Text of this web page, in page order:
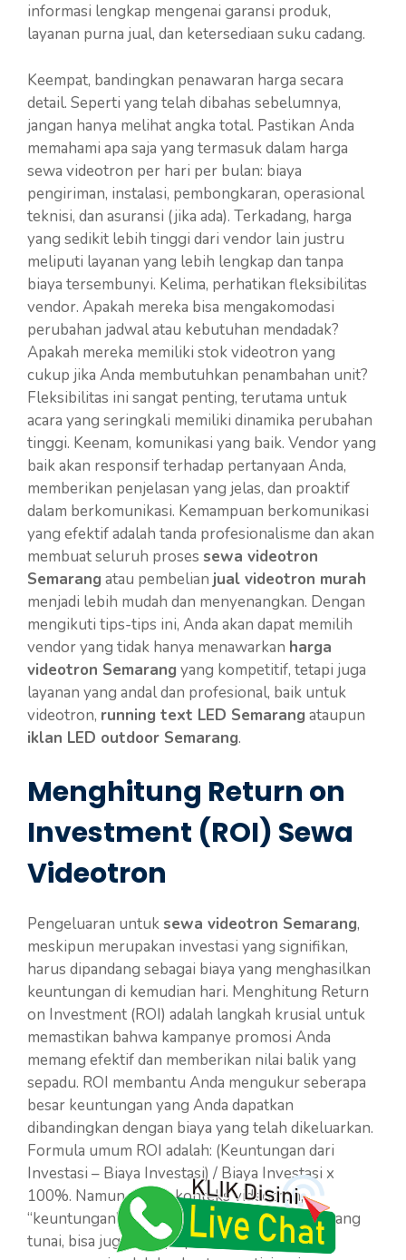
informasi lengkap mengenai garansi produk,
layanan purna jual, dan ketersediaan suku cadang.
Keempat, bandingkan penawaran harga secara
detail. Seperti yang telah dibahas sebelumnya,
jangan hanya melihat angka total. Pastikan Anda
memahami apa saja yang termasuk dalam harga
sewa videotron per hari per bulan: biaya
pengiriman, instalasi, pembongkaran, operasional
teknisi, dan asuransi (jika ada). Terkadang, harga
yang sedikit lebih tinggi dari vendor lain justru
meliputi layanan yang lebih lengkap dan tanpa
biaya tersembunyi. Kelima, perhatikan fleksibilitas
vendor. Apakah mereka bisa mengakomodasi
perubahan jadwal atau kebutuhan mendadak?
Apakah mereka memiliki stok videotron yang
cukup jika Anda membutuhkan penambahan unit?
Fleksibilitas ini sangat penting, terutama untuk
acara yang seringkali memiliki dinamika perubahan
tinggi. Keenam, komunikasi yang baik. Vendor yang
baik akan responsif terhadap pertanyaan Anda,
memberikan penjelasan yang jelas, dan proaktif
dalam berkomunikasi. Kemampuan berkomunikasi
yang efektif adalah tanda profesionalisme dan akan
membuat seluruh proses sewa videotron
Semarang atau pembelian jual videotron murah
menjadi lebih mudah dan menyenangkan. Dengan
mengikuti tips-tips ini, Anda akan dapat memilih
vendor yang tidak hanya menawarkan harga
videotron Semarang yang kompetitif, tetapi juga
layanan yang andal dan profesional, baik untuk
videotron, running text LED Semarang ataupun
iklan LED outdoor Semarang.
Menghitung Return on
Investment (ROI) Sewa
Videotron
Pengeluaran untuksewa videotron Semarang,
meskipun merupakan investasi yang signifikan,
harus dipandang sebagai biaya yang menghasilkan
keuntungan di kemudian hari. Menghitung Return
on Investment (ROI) adalah langkah krusial untuk
memastikan bahwa kampanye promosi Anda
memang efektif dan memberikan nilai balik yang
sepadu. ROI membantu Anda mengukur seberapa
besar keuntungan yang Anda dapatkan
dibandingkan dengan biaya yang telah dikeluarkan.
Formula umum ROI adalah: (Keuntungan dari
Investasi – Biaya Investasi) / Biaya Investasi x
100%. Namun, dalam konteks videotron,
“keuntungan” tidak selalu langsung berupa uang
tunai, bisa juga berupa peningkatan brand